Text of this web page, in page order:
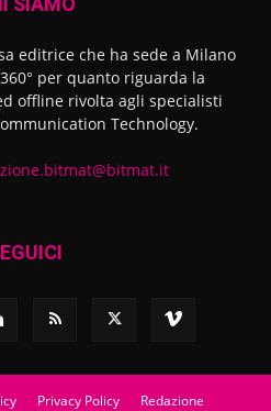
editrice che ha sede a Milano
per quanto riguarda la
offline rivolta agli specialisti
Technology.
Privacy Policy Redazione